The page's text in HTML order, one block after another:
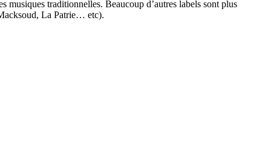
traditionnelles. Beaucoup d’autres labels sont plus
La Patrie… etc).